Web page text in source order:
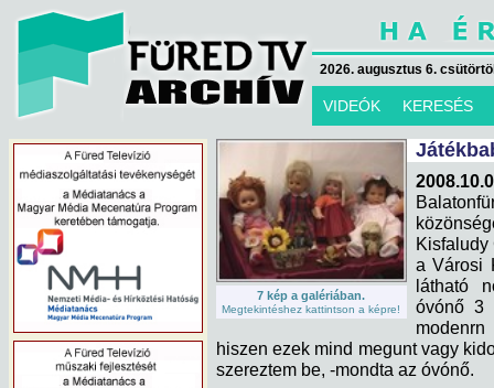
2026. augusztus 6.
VIDEÓK KERESÉS
7 kép a galériában.
Megtekintéshez kattintson a képre!
Kisfaludy
a Városi
látható
óvónő 3
hiszen ezek mind megunt vagy
szereztem be, -mondta az óvónő.